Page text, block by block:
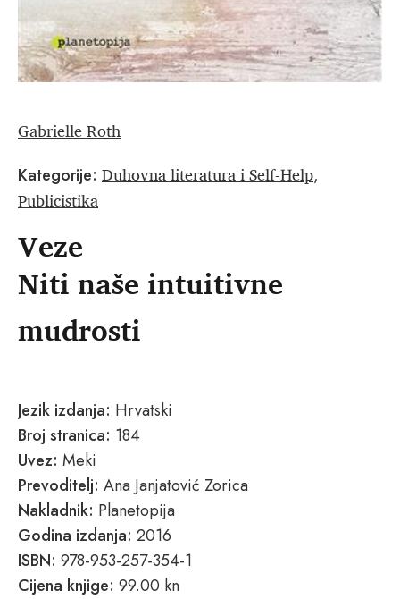
Gabrielle Roth
Kategorije: Duhovna literatura i Self-Help,
Publicistika
Veze
Niti naše intuitivne
mudrosti
Jezik izdanja: Hrvatski
Broj stranica: 184
Uvez: Meki
Prevoditelj: Ana Janjatović Zorica
Nakladnik: Planetopija
Godina izdanja: 2016
ISBN: 978-953-257-354-1
Cijena knjige: 99.00 kn